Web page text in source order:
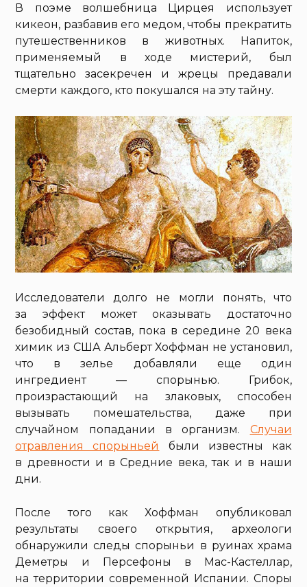
В поэме волшебница Цирцея использует
кикеон, разбавив его медом, чтобы прекратить
путешественников в животных. Напиток,
применяемый в ходе мистерий, был
тщательно засекречен и жрецы предавали
смерти каждого, кто покушался на эту тайну.
Исследователи долго не могли понять, что
за эффект может оказывать достаточно
безобидный состав, пока в середине 20 века
химик из США Альберт Хоффман не установил,
что в зелье добавляли еще один
ингредиент — спорынью. Грибок,
произрастающий на злаковых, способен
вызывать помешательства, даже при
случайном попадании в организм. Случаи
отравления спорыньей
были известны как
в древности и в Средние века, так и в наши
дни.
После того как Хоффман опубликовал
результаты своего открытия, археологи
обнаружили следы спорыньи в руинах храма
Деметры и Персефоны в Мас-Кастеллар,
на территории современной Испании. Споры